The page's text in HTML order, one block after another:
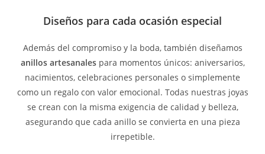
Diseños para cada ocasión especial
Además del compromiso y la boda, también diseñamos
anillos artesanalespara momentos únicos: aniversarios,
nacimientos, celebraciones personales o simplemente
como un regalo con valor emocional. Todas nuestras joyas
se crean con la misma exigencia de calidad y belleza,
asegurando que cada anillo se convierta en una pieza
irrepetible.